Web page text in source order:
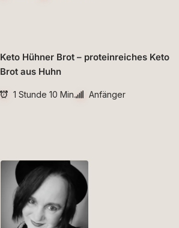
Keto Hühner Brot – proteinreiches Keto
Brot aus Huhn
1 Stunde 10 Min. Anfänger